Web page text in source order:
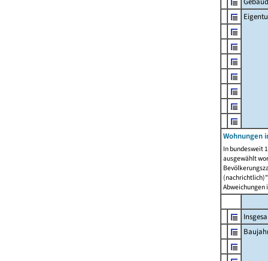
Wohnungen
In bundesweit
ausgewählt
Abweichungen